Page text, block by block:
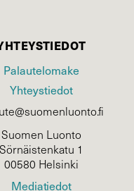
Palautelomake
Yhteystiedot
Suomen Luonto
Sörnäistenkatu 1
00580 Helsinki
Mediatiedot